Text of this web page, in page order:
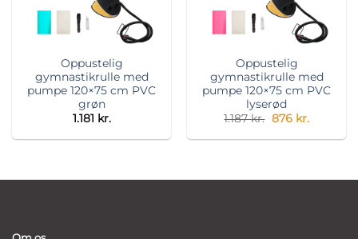
Oppustelig
gymnastikrulle med
pumpe 120×75 cm PVC
grøn
1.181 kr.
Oppustelig
gymnastikrulle med
pumpe 120×75 cm PVC
lyserød
1.187kr. Original
was:
876 kr.Current
is: